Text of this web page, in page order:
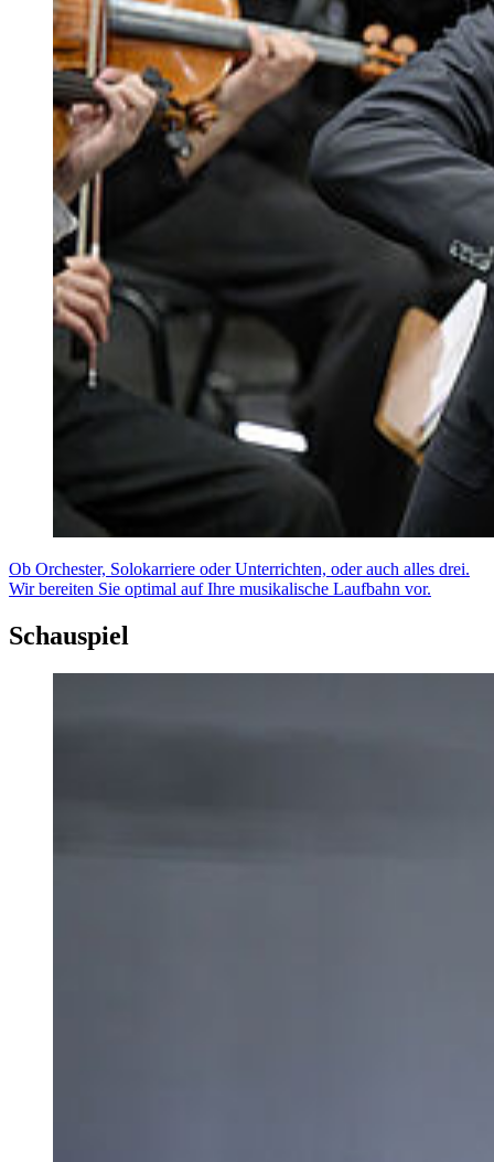
Ob Orchester, Solokarriere oder Unterrichten, oder auch alles drei.
Wir bereiten Sie optimal auf Ihre musikalische Laufbahn vor.
Schauspiel